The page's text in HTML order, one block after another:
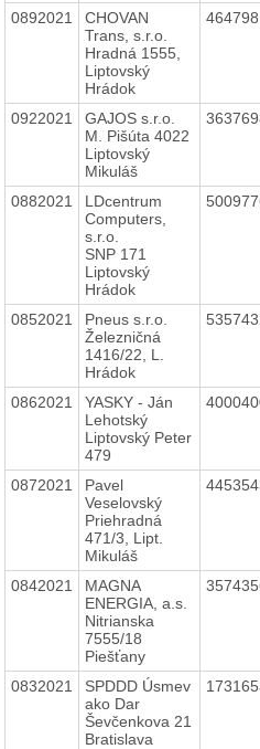
0892021
CHOVAN
Trans, s.r.o.
Hradná 1555,
Liptovský
Hrádok
0922021
GAJOS s.r.o.
M. Pišúta 4022
Liptovský
Mikuláš
0882021
LDcentrum
Computers,
s.r.o.
SNP 171
Liptovský
Hrádok
0852021
Pneus s.r.o.
Železničná
1416/22, L.
Hrádok
0862021
YASKY - Ján
Lehotský
Liptovský Peter
479
0872021
Pavel
Veselovský
Priehradná
471/3, Lipt.
Mikuláš
0842021
MAGNA
ENERGIA, a.s.
Nitrianska
7555/18
Piešťany
0832021
SPDDD Úsmev
ako Dar
Ševčenkova 21
Bratislava